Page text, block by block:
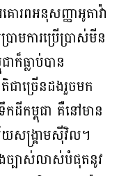
ោរពអនុសញ្ញាអូតាវ៉ា
ាមការប្រើប្រាស់មីន
ក៏ធ្លាប់បាន
ាច្រើនដងរួចមក
ដីកម្ពុជា គឺនៅមាន
សង្គ្រាមស៊ីវិល។
ច្បាស់លាស់បំផុតនូវ